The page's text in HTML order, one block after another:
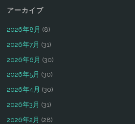
アーカイブ
2026年8月 (8)
2026年7月 (31)
2026年6月 (30)
2026年5月 (30)
2026年4月 (30)
2026年3月 (31)
2026年2月 (28)